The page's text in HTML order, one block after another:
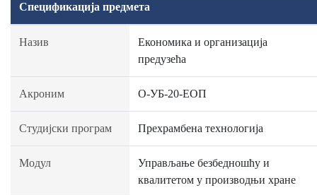
Спецификација предмета
Назив
Економика и организација
предузећа
Акроним О-УБ-20-ЕОП
Студијски програм Прехрамбена технологија
Модул
Управљање безбедношћу и
квалитетом у производњи хране